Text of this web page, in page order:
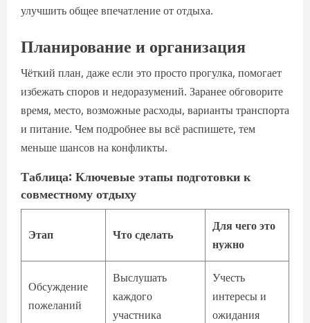
улучшить общее впечатление от отдыха.
Планирование и организация
Чёткий план, даже если это просто прогулка, помогает
избежать споров и недоразумений. Заранее обговорите
время, место, возможные расходы, варианты транспорта
и питание. Чем подробнее вы всё распишете, тем
меньше шансов на конфликты.
Таблица: Ключевые этапы подготовки к
совместному отдыху
Этап Что сделать
Для чего это
нужно
Обсуждение
пожеланий
Выслушать
каждого
участника
Учесть
интересы и
ожидания